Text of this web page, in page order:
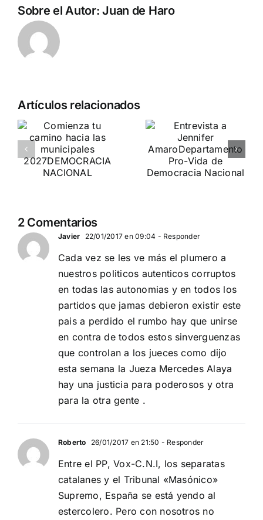
Sobre el Autor:Juan de Haro
Artículos relacionados
Entrevista a
Jennifer
Amaro
participa en
«La
Burbuja»
de
2 Comentarios
Javier 22/01/2017 en 09:04 - Responder
Cada vez se les ve más el plumero a
nuestros politicos autenticos corruptos
en todas las autonomias y en todos los
partidos que jamas debieron existir este
pais a perdido el rumbo hay que unirse
en contra de todos estos sinverguenzas
que controlan a los jueces como dijo
esta semana la Jueza Mercedes Alaya
hay una justicia para poderosos y otra
para la otra gente .
Roberto 26/01/2017 en 21:50 - Responder
Entre el PP, Vox-C.N.I, los separatas
catalanes y el Tribunal «Masónico»
Supremo, España se está yendo al
estercolero. Pero con nosotros no